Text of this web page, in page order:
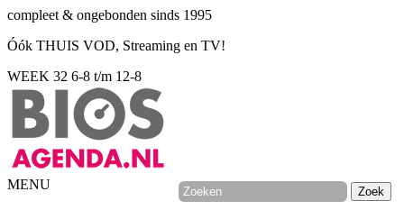
compleet & ongebonden sinds 1995
Óók THUIS VOD, Streaming en TV!
WEEK 32 6-8 t/m 12-8
MENU